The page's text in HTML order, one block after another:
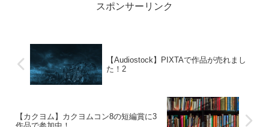
スポンサーリンク
【Audiostock】PIXTAで作品が売れまし
た！2
【カクヨム】カクヨムコン8の短編賞に3